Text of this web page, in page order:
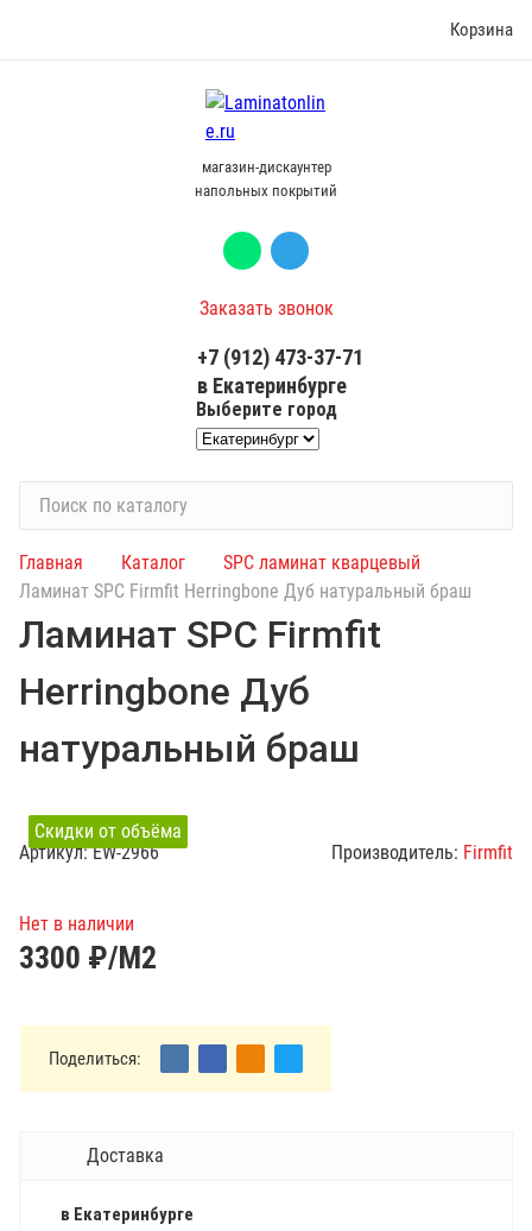
Корзина
магазин-дискаунтер
напольных покрытий
и
с
п
к
т
г
Заказать звонок
+7 (912) 473-37-71
в Екатеринбурге
Выберите город
Главная Каталог
SPC ламинат кварцевый
Ламинат SPC Firmfit Herringbone Дуб натуральный браш
Ламинат SPC Firmfit
Herringbone Дуб
натуральный браш
Скидки от объёма
Акция
Артикул:EW-2966 Производитель: Firmfit
Нет в наличии
3300 ₽/М2
Поделиться:
Доставка
в Екатеринбурге